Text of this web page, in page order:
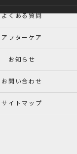
よくある質問
アフターケア
お知らせ
お問い合わせ
サイトマップ